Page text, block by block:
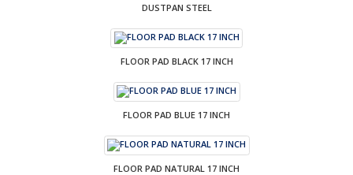
DUSTPAN STEEL
FLOOR PAD BLACK 17 INCH
FLOOR PAD BLUE 17 INCH
FLOOR PAD NATURAL 17 INCH